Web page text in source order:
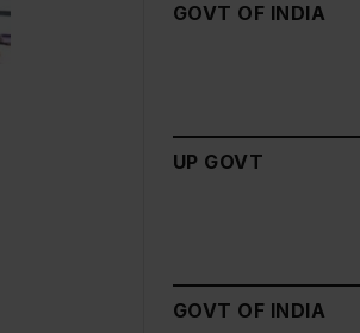
GOVT OF INDIA
UP GOVT
GOVT OF INDIA